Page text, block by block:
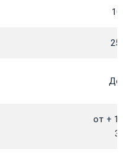
25
До
от + 1